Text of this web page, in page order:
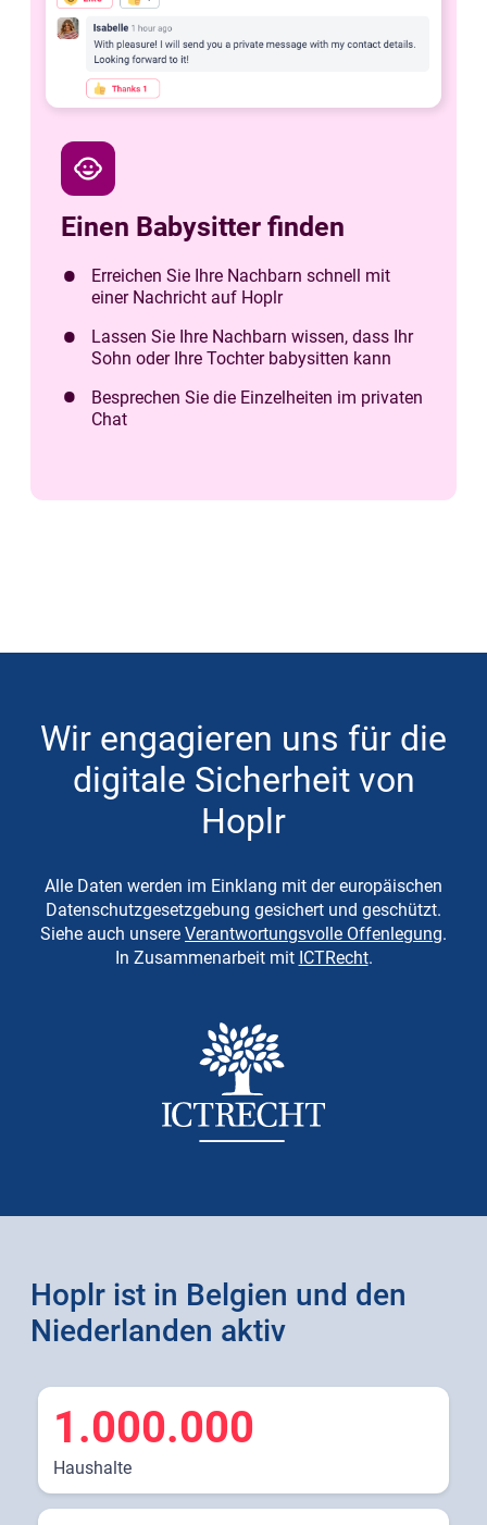
child_care
Einen Babysitter finden
Erreichen Sie Ihre Nachbarn schnell mit
einer Nachricht auf Hoplr
Lassen Sie Ihre Nachbarn wissen, dass Ihr
Sohn oder Ihre Tochter babysitten kann
Besprechen Sie die Einzelheiten im privaten
Chat
Wir engagieren uns für die
digitale Sicherheit von
Hoplr
Alle Daten werden im Einklang mit der europäischen
Datenschutzgesetzgebung gesichert und geschützt.
Siehe auch unsere Verantwortungsvolle Offenlegung.
In Zusammenarbeit mit ICTRecht.
Hoplr ist in Belgien und den
Niederlanden aktiv
1.000.000
Haushalte